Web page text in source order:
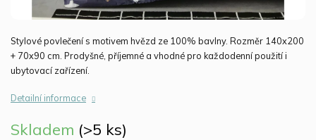
Skladem (>5 ks)
Stylové povlečení s motivem hvězd ze 100% bavlny. Rozměr 140x200
+ 70x90 cm. Prodyšné, příjemné a vhodné pro každodenní použití i
ubytovací zařízení.
Detailní informace